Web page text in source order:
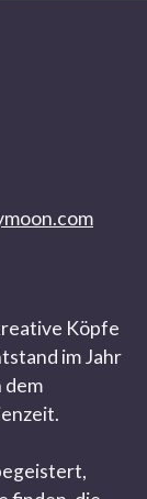
Köpfe
im Jahr
dem